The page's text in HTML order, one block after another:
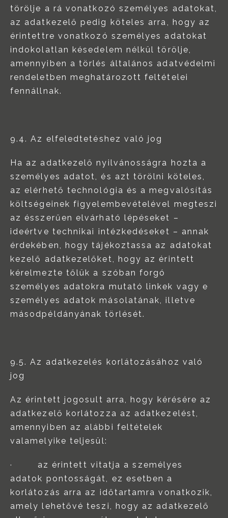
törölje a rá vonatkozó személyes adatokat,
az adatkezelő pedig köteles arra, hogy az
érintettre vonatkozó személyes adatokat
indokolatlan késedelem nélkül törölje,
amennyiben a törlés általános adatvédelmi
rendeletben meghatározott feltételei
fennállnak.
9.4. Az elfeledtetéshez való jog
Ha az adatkezelő nyilvánosságra hozta a
személyes adatot, és azt törölni köteles,
az elérhető technológia és a megvalósítás
költségeinek figyelembevételével megteszi
az ésszerűen elvárható lépéseket –
ideértve technikai intézkedéseket – annak
érdekében, hogy tájékoztassa az adatokat
kezelő adatkezelőket, hogy az érintett
kérelmezte tőlük a szóban forgó
személyes adatokra mutató linkek vagy e
személyes adatok másolatának, illetve
másodpéldányának törlését.
9.5. Az adatkezelés korlátozásához való
jog
Az érintett jogosult arra, hogy kérésére az
adatkezelő korlátozza az adatkezelést,
amennyiben az alábbi feltételek
valamelyike teljesül:
· az érintett vitatja a személyes
adatok pontosságát, ez esetben a
korlátozás arra az időtartamra vonatkozik,
amely lehetővé teszi, hogy az adatkezelő